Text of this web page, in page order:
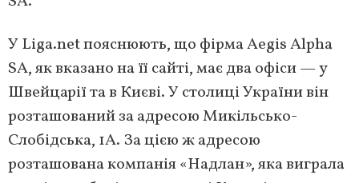
У Liga.net пояснюють, що фірма Aegis Alpha
SA, як вказано на її сайті, має два офіси — у
Швейцарії та в Києві. У столиці України він
розташований за адресою Микільсько-
Слобідська, 1А. За цією ж адресою
розташована компанія «Надлан», яка виграла